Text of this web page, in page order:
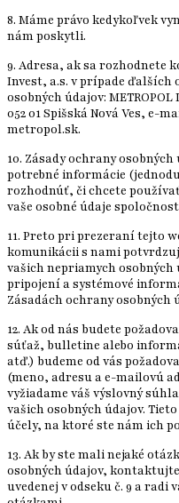
8. Máme právo kedykoľvek
nám poskytli.
9. Adresa, ak sa rozhodnete
Invest, a.s. v prípade ďalších
osobných údajov:
052 01 Spišská Nová Ves, e-
metropol.sk.
10. Zásady ochrany
potrebné informácie
rozhodnúť, či chcete
vaše osobné údaje
11. Preto pri prezeraní tejto
komunikácii s nami
vašich nepriamych
pripojení a systémové
Zásadách ochrany osobných
12. Ak od nás budete
súťaž, bulletine alebo
atď.) budeme od vás
(meno, adresu a e-mailovú
vyžiadame váš výslovný
vašich osobných údajov.
účely, na ktoré ste nám ich
13. Ak by ste mali nejaké
osobných údajov,
uvedenej v odseku č. 9 a radi